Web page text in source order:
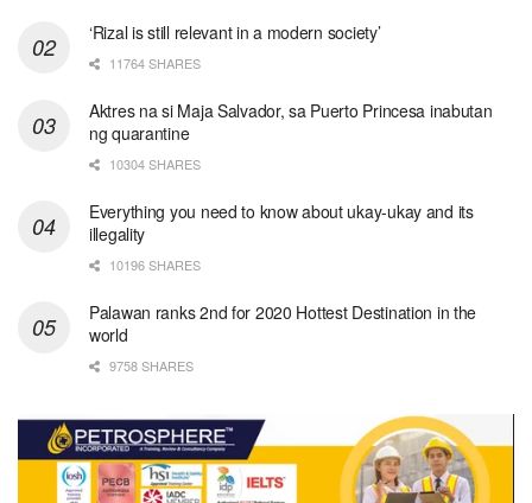
‘Rizal is still relevant in a modern society’
11764 SHARES
Aktres na si Maja Salvador, sa Puerto Princesa inabutan
ng quarantine
10304 SHARES
Everything you need to know about ukay-ukay and its
illegality
10196 SHARES
Palawan ranks 2nd for 2020 Hottest Destination in the
world
9758 SHARES